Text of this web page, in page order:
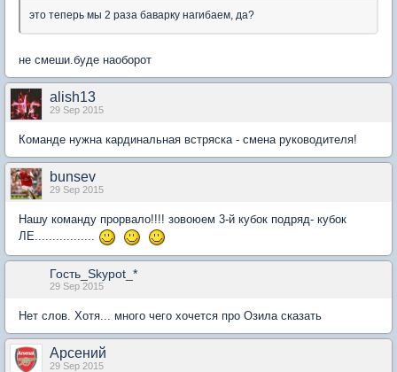
это теперь мы 2 раза баварку нагибаем, да?
не смеши.буде наоборот
alish13
29 Sep 2015
Команде нужна кардинальная встряска - смена руководителя!
bunsev
29 Sep 2015
Нашу команду прорвало!!!! зовоюем 3-й кубок подряд- кубок
ЛЕ.................
Гость_Skypot_*
29 Sep 2015
Нет слов. Хотя... много чего хочется про Озила сказать
Арсений
29 Sep 2015